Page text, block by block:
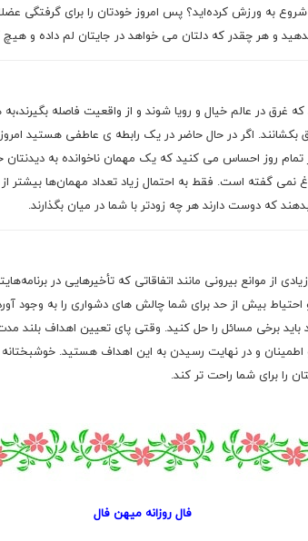
به ورزش کرده‌اید؟ پس امروز خودتان را برای گرفتگی
و هر چقدر که دلتان می خواهد در جایتان لم داده و
غرق در عالم خیال و رویا شوند و از واقعیت فاصله
بکشانند. اگر در حال حاضر در یک رابطه ی عاطفی هستید
تمام روز احساس می کنید که یک مهمان ناخوانده به
گفته است. فقط به احتمال زیاد تعداد مهمان‌ها بیشتر از
که دوست دارند هر چه زودتر با شما در میان بگذارند.
از موانع بیرونی مانند اتفاقاتی که تأخیرهایی در
بیش از حد برای شما چالش های دشواری را به وجود
برخی مسائل را حل کنید. وقتی پای تعیین اهداف بلند مدت
اطمینان و در نهایت رسیدن به این اهداف هستید.
را برای شما راحت تر کند.
فال روزانه میهن فال